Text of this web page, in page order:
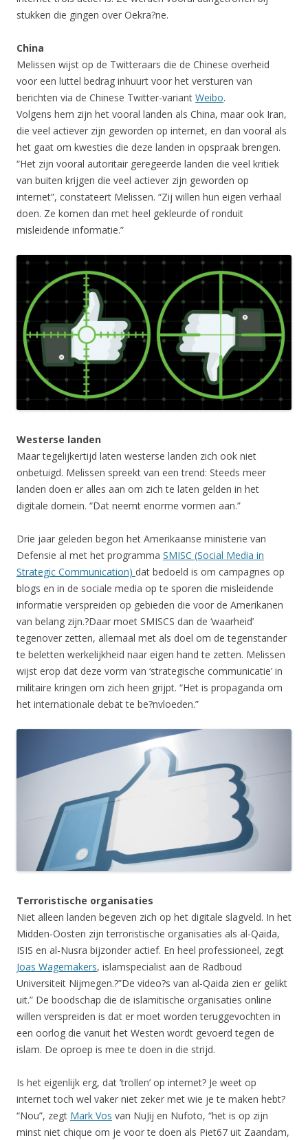
stukken die gingen over Oekra?ne.
China
Melissen wijst op de Twitteraars die de Chinese overheid
voor een luttel bedrag inhuurt voor het versturen van
berichten via de Chinese Twitter-variant Weibo.
Volgens hem zijn het vooral landen als China, maar ook Iran,
die veel actiever zijn geworden op internet, en dan vooral als
het gaat om kwesties die deze landen in opspraak brengen.
“Het zijn vooral autoritair geregeerde landen die veel kritiek
van buiten krijgen die veel actiever zijn geworden op
internet”, constateert Melissen. “Zij willen hun eigen verhaal
doen. Ze komen dan met heel gekleurde of ronduit
misleidende informatie.”
Westerse landen
Maar tegelijkertijd laten westerse landen zich ook niet
onbetuigd. Melissen spreekt van een trend: Steeds meer
landen doen er alles aan om zich te laten gelden in het
digitale domein. “Dat neemt enorme vormen aan.”
Drie jaar geleden begon het Amerikaanse ministerie van
Defensie al met het programma SMISC (Social Media in
Strategic Communication) dat bedoeld is om campagnes op
blogs en in de sociale media op te sporen die misleidende
informatie verspreiden op gebieden die voor de Amerikanen
van belang zijn.?Daar moet SMISCS dan de ‘waarheid’
tegenover zetten, allemaal met als doel om de tegenstander
te beletten werkelijkheid naar eigen hand te zetten. Melissen
wijst erop dat deze vorm van ‘strategische communicatie’ in
militaire kringen om zich heen grijpt. “Het is propaganda om
het internationale debat te be?nvloeden.”
Terroristische organisaties
Niet alleen landen begeven zich op het digitale slagveld. In het
Midden-Oosten zijn terroristische organisaties als al-Qaida,
ISIS en al-Nusra bijzonder actief. En heel professioneel, zegt
Joas Wagemakers, islamspecialist aan de Radboud
Universiteit Nijmegen.?”De video?s van al-Qaida zien er gelikt
uit.” De boodschap die de islamitische organisaties online
willen verspreiden is dat er moet worden teruggevochten in
een oorlog die vanuit het Westen wordt gevoerd tegen de
islam. De oproep is mee te doen in die strijd.
Is het eigenlijk erg, dat ’trollen’ op internet? Je weet op
internet toch wel vaker niet zeker met wie je te maken hebt?
“Nou”, zegt Mark Vos van NuJij en Nufoto, “het is op zijn
minst niet chique om je voor te doen als Piet67 uit Zaandam,